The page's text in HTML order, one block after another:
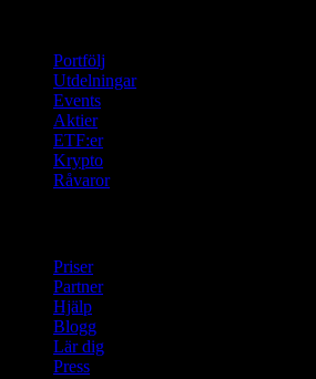
Portfölj
Utdelningar
Events
Aktier
ETF:er
Krypto
Råvaror
Priser
Partner
Hjälp
Blogg
Lär dig
Press